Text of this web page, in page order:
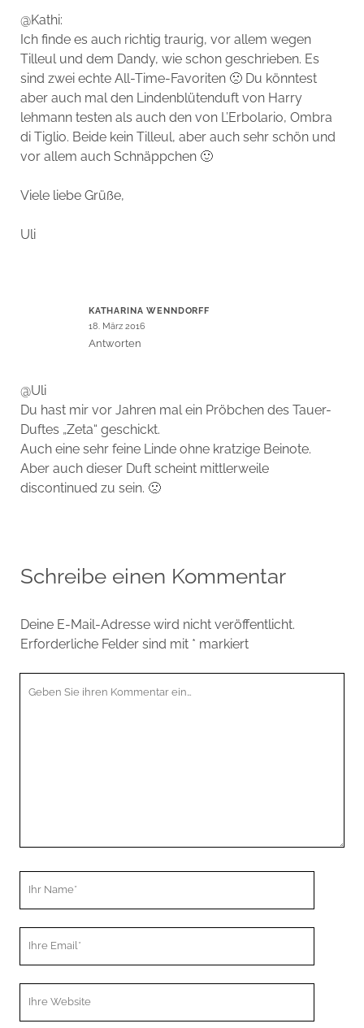
@Kathi:
Ich finde es auch richtig traurig, vor allem wegen
Tilleul und dem Dandy, wie schon geschrieben. Es
sind zwei echte All-Time-Favoriten 🙁 Du könntest
aber auch mal den Lindenblütenduft von Harry
lehmann testen als auch den von L’Erbolario, Ombra
di Tiglio. Beide kein Tilleul, aber auch sehr schön und
vor allem auch Schnäppchen 🙂
Viele liebe Grüße,
Uli
KATHARINA WENNDORFF
18. März 2016
Antworten
@Uli
Du hast mir vor Jahren mal ein Pröbchen des Tauer-
Duftes „Zeta“ geschickt.
Auch eine sehr feine Linde ohne kratzige Beinote.
Aber auch dieser Duft scheint mittlerweile
discontinued zu sein. 🙁
Schreibe einen Kommentar
Deine E-Mail-Adresse wird nicht veröffentlicht.
Erforderliche Felder sind mit * markiert